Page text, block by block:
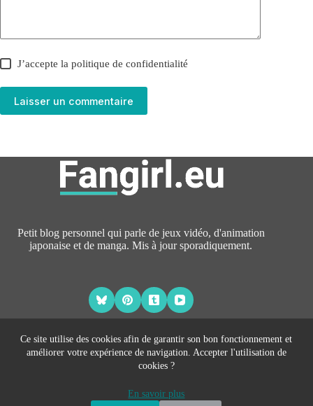
Ce site utilise des cookies afin de garantir son bon fonctionnement et
améliorer votre expérience de navigation. Accepter l'utilisation de
cookies ?
En savoir plus
J’accepte lapolitique de confidentialité
Laisser un commentaire
Petit blog personnel qui parle de jeux vidéo, d'animation
japonaise et de manga. Mis à jour sporadiquement.
À PROPOS
CONTACT
Johann